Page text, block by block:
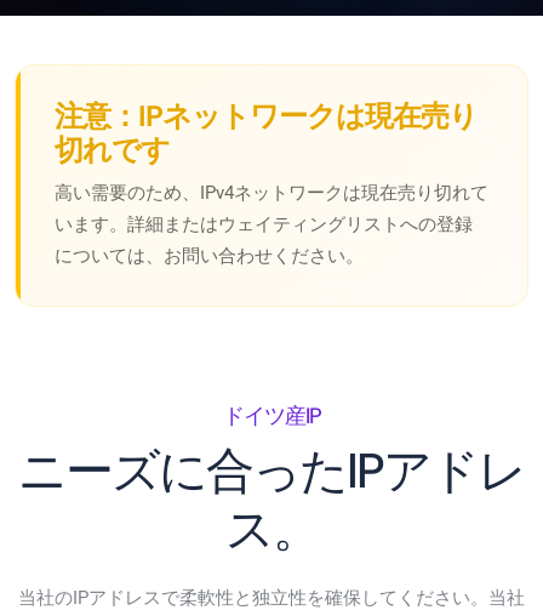
注意：IPネットワークは現在売り
切れです
高い需要のため、IPv4ネットワークは現在売り切れて
います。詳細またはウェイティングリストへの登録
については、お問い合わせください。
ドイツ産IP
ニーズに合ったIPアドレ
ス。
当社のIPアドレスで柔軟性と独立性を確保してください。当社